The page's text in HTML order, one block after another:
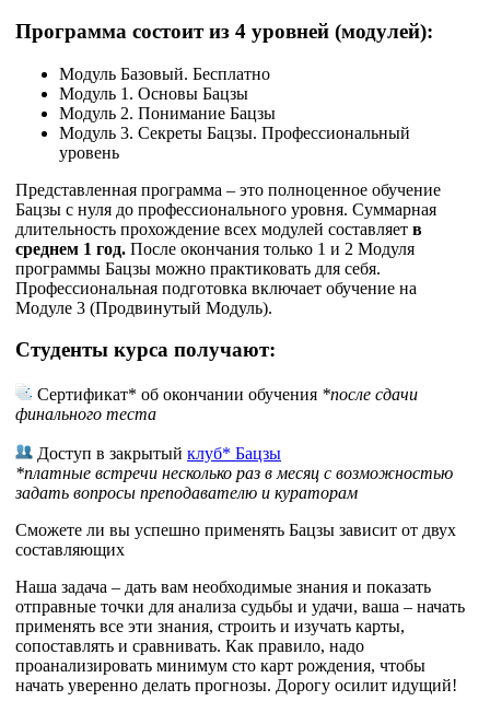
Программа состоит из 4 уровней (модулей):
Модуль Базовый. Бесплатно
Модуль 1. Основы Бацзы
Модуль 2. Понимание Бацзы
Модуль 3. Секреты Бацзы. Профессиональный
уровень
Представленная программа – это полноценное обучение
Бацзы с нуля до профессионального уровня. Суммарная
длительность прохождение всех модулей составляет в
среднем 1 год. После окончания только 1 и 2 Модуля
программы Бацзы можно практиковать для себя.
Профессиональная подготовка включает обучение на
Модуле 3 (Продвинутый Модуль).
Студенты курса получают:
Сертификат* об окончании обучения *после сдачи
финального теста
Доступ в закрытый клуб* Бацзы
*платные встречи несколько раз в месяц с возможностью
задать вопросы преподавателю и кураторам
Сможете ли вы успешно применять Бацзы зависит от двух
составляющих
Наша задача – дать вам необходимые знания и показать
отправные точки для анализа судьбы и удачи, ваша – начать
применять все эти знания, строить и изучать карты,
сопоставлять и сравнивать. Как правило, надо
проанализировать минимум сто карт рождения, чтобы
начать уверенно делать прогнозы. Дорогу осилит идущий!